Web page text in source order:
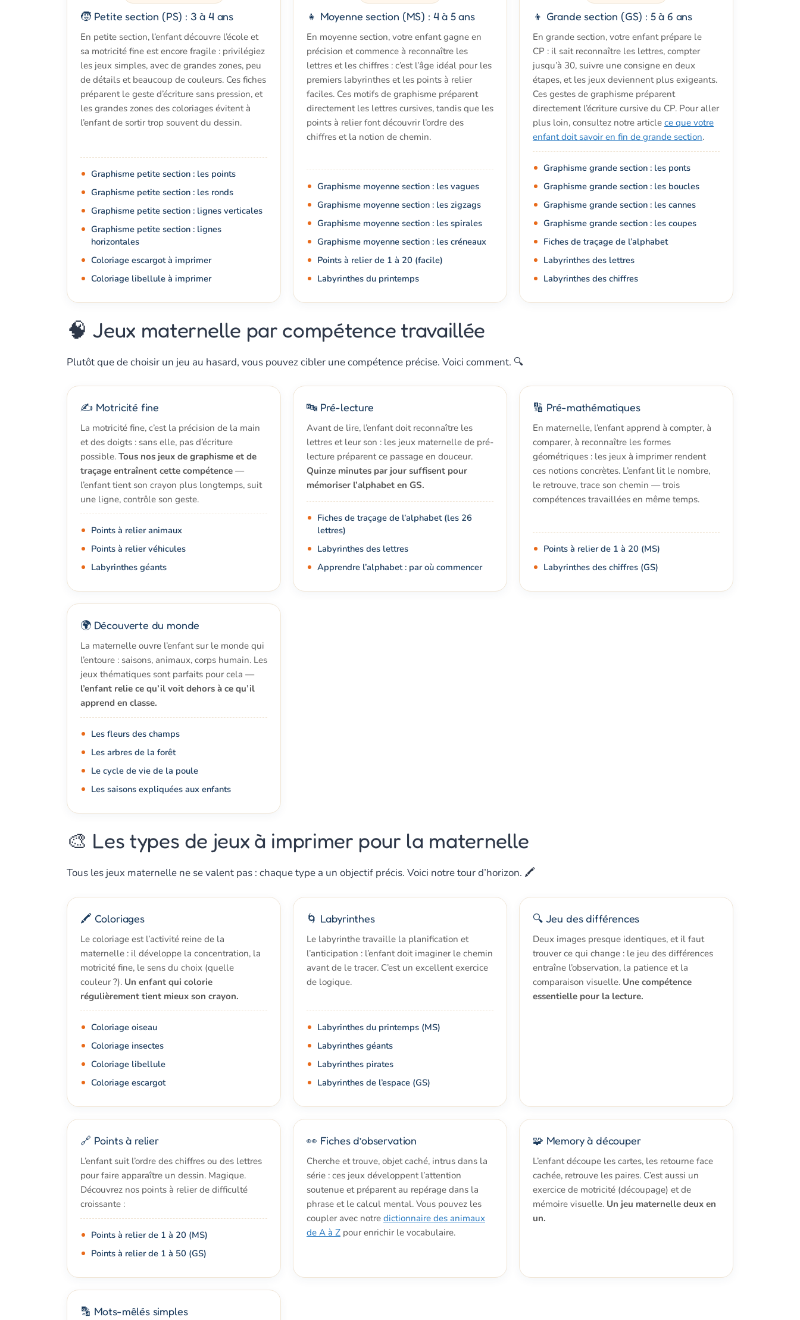
🧒 Petite section (PS) : 3 à 4 ans
En petite section, l’enfant découvre l’école et
sa motricité fine est encore fragile : privilégiez
les jeux simples, avec de grandes zones, peu
de détails et beaucoup de couleurs. Ces fiches
préparent le geste d’écriture sans pression, et
les grandes zones des coloriages évitent à
l’enfant de sortir trop souvent du dessin.
Graphisme petite section : les points
Graphisme petite section : les ronds
Graphisme petite section : lignes verticales
Graphisme petite section : lignes
horizontales
Coloriage escargot à imprimer
Coloriage libellule à imprimer
👧 Moyenne section (MS) : 4 à 5 ans
En moyenne section, votre enfant gagne en
précision et commence à reconnaître les
lettres et les chiffres : c’est l’âge idéal pour les
premiers labyrinthes et les points à relier
faciles. Ces motifs de graphisme préparent
directement les lettres cursives, tandis que les
points à relier font découvrir l’ordre des
chiffres et la notion de chemin.
Graphisme moyenne section : les vagues
Graphisme moyenne section : les zigzags
Graphisme moyenne section : les spirales
Graphisme moyenne section : les créneaux
Points à relier de 1 à 20 (facile)
Labyrinthes du printemps
👦 Grande section (GS) : 5 à 6 ans
En grande section, votre enfant prépare le
CP : il sait reconnaître les lettres, compter
jusqu’à 30, suivre une consigne en deux
étapes, et les jeux deviennent plus exigeants.
Ces gestes de graphisme préparent
directement l’écriture cursive du CP. Pour aller
plus loin, consultez notre article ce que votre
enfant doit savoir en fin de grande section.
Graphisme grande section : les ponts
Graphisme grande section : les boucles
Graphisme grande section : les cannes
Graphisme grande section : les coupes
Fiches de traçage de l’alphabet
Labyrinthes des lettres
Labyrinthes des chiffres
🧠 Jeux maternelle par compétence travaillée
Plutôt que de choisir un jeu au hasard, vous pouvez cibler une compétence précise. Voici comment. 🔍
✍️ Motricité fine
La motricité fine, c’est la précision de la main
et des doigts : sans elle, pas d’écriture
possible. Tous nos jeux de graphisme et de
traçage entraînent cette compétence —
l’enfant tient son crayon plus longtemps, suit
une ligne, contrôle son geste.
Points à relier animaux
Points à relier véhicules
Labyrinthes géants
🔤 Pré-lecture
Avant de lire, l’enfant doit reconnaître les
lettres et leur son : les jeux maternelle de pré-
lecture préparent ce passage en douceur.
Quinze minutes par jour suffisent pour
mémoriser l’alphabet en GS.
Fiches de traçage de l’alphabet (les 26
lettres)
Labyrinthes des lettres
Apprendre l’alphabet : par où commencer
🔢 Pré-mathématiques
En maternelle, l’enfant apprend à compter, à
comparer, à reconnaître les formes
géométriques : les jeux à imprimer rendent
ces notions concrètes. L’enfant lit le nombre,
le retrouve, trace son chemin — trois
compétences travaillées en même temps.
Points à relier de 1 à 20 (MS)
Labyrinthes des chiffres (GS)
🌍 Découverte du monde
La maternelle ouvre l’enfant sur le monde qui
l’entoure : saisons, animaux, corps humain. Les
jeux thématiques sont parfaits pour cela —
l’enfant relie ce qu’il voit dehors à ce qu’il
apprend en classe.
Les fleurs des champs
Les arbres de la forêt
Le cycle de vie de la poule
Les saisons expliquées aux enfants
🎨 Les types de jeux à imprimer pour la maternelle
Tous les jeux maternelle ne se valent pas : chaque type a un objectif précis. Voici notre tour d’horizon. 🖍️
🖍️ Coloriages
Le coloriage est l’activité reine de la
maternelle : il développe la concentration, la
motricité fine, le sens du choix (quelle
couleur ?). Un enfant qui colorie
régulièrement tient mieux son crayon.
Coloriage oiseau
Coloriage insectes
Coloriage libellule
Coloriage escargot
🌀 Labyrinthes
Le labyrinthe travaille la planification et
l’anticipation : l’enfant doit imaginer le chemin
avant de le tracer. C’est un excellent exercice
de logique.
Labyrinthes du printemps (MS)
Labyrinthes géants
Labyrinthes pirates
Labyrinthes de l’espace (GS)
🔍 Jeu des différences
Deux images presque identiques, et il faut
trouver ce qui change : le jeu des différences
entraîne l’observation, la patience et la
comparaison visuelle. Une compétence
essentielle pour la lecture.
🔗 Points à relier
L’enfant suit l’ordre des chiffres ou des lettres
pour faire apparaître un dessin. Magique.
Découvrez nos points à relier de difficulté
croissante :
Points à relier de 1 à 20 (MS)
Points à relier de 1 à 50 (GS)
👀 Fiches d’observation
Cherche et trouve, objet caché, intrus dans la
série : ces jeux développent l’attention
soutenue et préparent au repérage dans la
phrase et le calcul mental. Vous pouvez les
coupler avec notre dictionnaire des animaux
de A à Z pour enrichir le vocabulaire.
🧩 Memory à découper
L’enfant découpe les cartes, les retourne face
cachée, retrouve les paires. C’est aussi un
exercice de motricité (découpage) et de
mémoire visuelle. Un jeu maternelle deux en
un.
🔡 Mots-mêlés simples